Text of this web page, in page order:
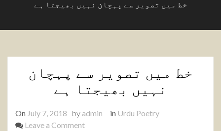
خط میں تصویر سے پہچان نہیں بھیجتا ہے
خط میں تصویر سے پہچان
نہیں بھیجتا ہے
On July 7, 2018 by admin in Urdu Poetry
Leave a Commenton